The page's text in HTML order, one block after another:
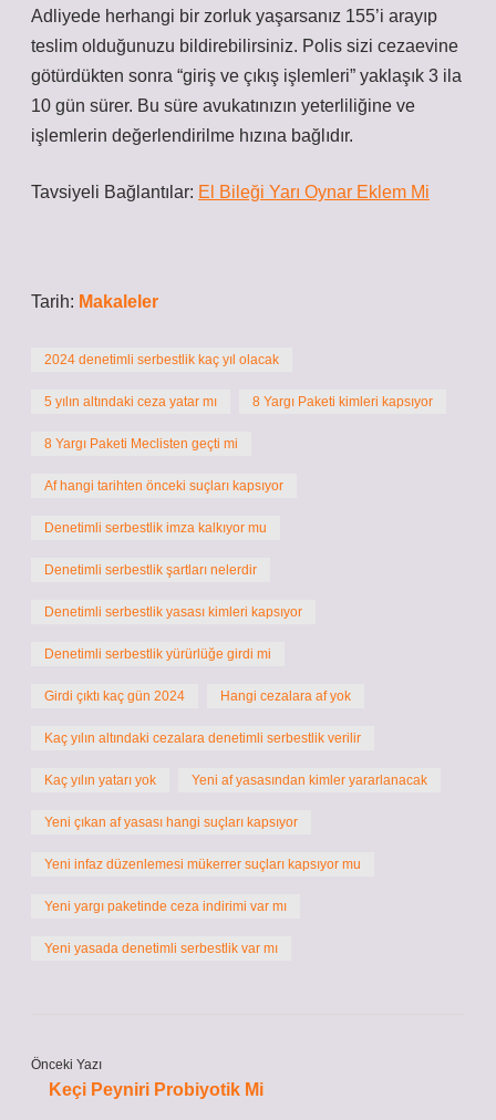
Adliyede herhangi bir zorluk yaşarsanız 155’i arayıp
teslim olduğunuzu bildirebilirsiniz. Polis sizi cezaevine
götürdükten sonra “giriş ve çıkış işlemleri” yaklaşık 3 ila
10 gün sürer. Bu süre avukatınızın yeterliliğine ve
işlemlerin değerlendirilme hızına bağlıdır.
Tavsiyeli Bağlantılar: El Bileği Yarı Oynar Eklem Mi
Tarih: Makaleler
2024 denetimli serbestlik kaç yıl olacak
5 yılın altındaki ceza yatar mı 8 Yargı Paketi kimleri kapsıyor
8 Yargı Paketi Meclisten geçti mi
Af hangi tarihten önceki suçları kapsıyor
Denetimli serbestlik imza kalkıyor mu
Denetimli serbestlik şartları nelerdir
Denetimli serbestlik yasası kimleri kapsıyor
Denetimli serbestlik yürürlüğe girdi mi
Girdi çıktı kaç gün 2024 Hangi cezalara af yok
Kaç yılın altındaki cezalara denetimli serbestlik verilir
Kaç yılın yatarı yok Yeni af yasasından kimler yararlanacak
Yeni çıkan af yasası hangi suçları kapsıyor
Yeni infaz düzenlemesi mükerrer suçları kapsıyor mu
Yeni yargı paketinde ceza indirimi var mı
Yeni yasada denetimli serbestlik var mı
Önceki Yazı
Keçi Peyniri Probiyotik Mi